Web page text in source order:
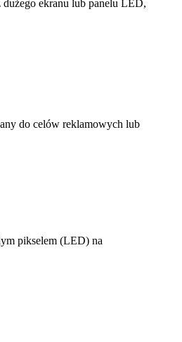
ekranu lub panelu LED,
do celów reklamowych lub
pikselem (LED) na